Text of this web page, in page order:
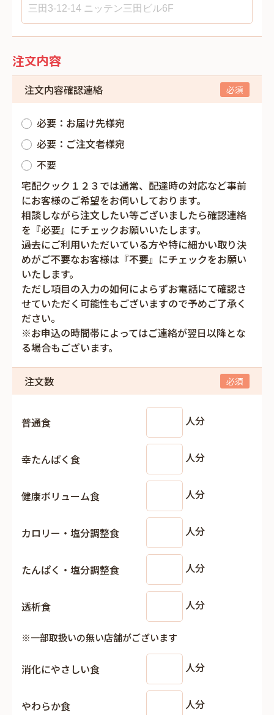
注文内容
注文内容確認連絡
必要：お届け先様宛
必要：ご注文者様宛
不要
宅配クック１２３では通常、配達時の対応など事前
にお客様のご希望をお伺いしております。
相談しながら注文したい等ございましたら確認連絡
を『必要』にチェックお願いいたします。
過去にご利用いただいている方や特に細かい取り決
めがご不要なお客様は『不要』にチェックをお願い
いたします。
ただし項目の入力の如何によらずお電話にて確認さ
せていただく可能性もございますので予めご了承く
ださい。
※お申込の時間帯によってはご連絡が翌日以降とな
る場合もございます。
注文数
普通食 人分
幸たんぱく食 人分
健康ボリューム食 人分
カロリー・塩分調整食 人分
たんぱく・塩分調整食 人分
透析食 人分
※一部取扱いの無い店舗がございます
消化にやさしい食 人分
やわらか食 人分